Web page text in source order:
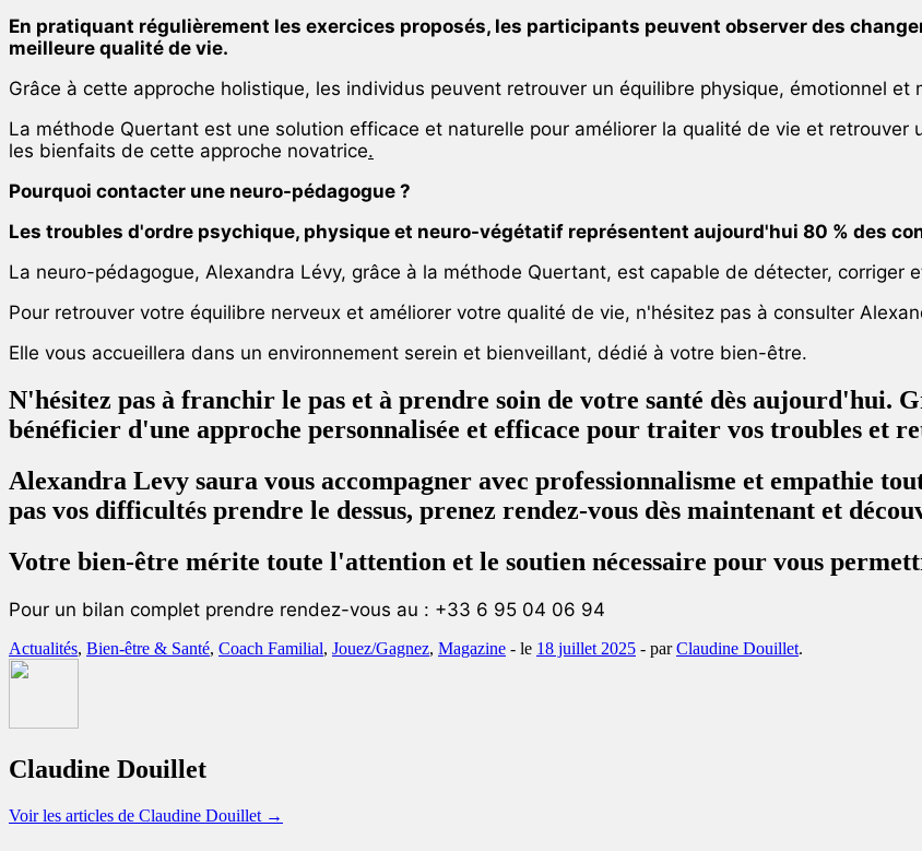
En pratiquant régulièrement les exercices proposés, les participants peuvent observer des
meilleure qualité de vie.
Grâce à cette approche holistique, les individus peuvent retrouver un équilibre physique, émotionnel et
La méthode Quertant est une solution efficace et naturelle pour améliorer la qualité de vie et
les bienfaits de cette approche novatrice.
Pourquoi contacter une neuro-pédagogue ?
Les troubles d'ordre psychique, physique et neuro-végétatif représentent aujourd'hui 80 % des
La neuro-pédagogue, Alexandra Lévy, grâce à la méthode Quertant, est capable de détecter, corriger
Pour retrouver votre équilibre nerveux et améliorer votre qualité de vie, n'hésitez pas à consulter
Elle vous accueillera dans un environnement serein et bienveillant, dédié à votre bien-être.
N'hésitez pas à franchir le pas et à prendre soin de votre santé dès aujourd'hui.
bénéficier d'une approche personnalisée et efficace pour traiter vos troubles et
Alexandra Levy saura vous accompagner avec professionnalisme et empathie
pas vos difficultés prendre le dessus, prenez rendez-vous dès maintenant et
Votre bien-être mérite toute l'attention et le soutien nécessaire pour vous
Pour un bilan complet prendre rendez-vous au : +33 6 95 04 06 94
Actualités, Bien-être & Santé, Coach Familial, Jouez/Gagnez, Magazine - le 18 juillet 2025 - parClaudine Douillet.
Claudine Douillet
Voir les articles de Claudine Douillet →